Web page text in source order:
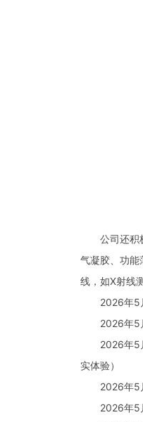
公司还积极
气凝胶、功能
线，如X射线
2026年5月
2026年5月
2026年5月
实体验）
2026年5月
2026年5月